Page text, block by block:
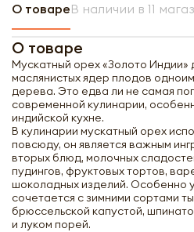
О товареВ наличии в 11
О товаре
Мускатный орех «Золото Индии»
маслянистых ядер плодов
дерева. Это едва ли не самая
современной кулинарии,
индийской кухне.
В кулинарии мускатный орех
повсюду, он является важным
вторых блюд, молочных
пудингов, фруктовых тортов,
шоколадных изделий. Особенно
сочетается с зимними сортами
брюссельской капустой,
и луком порей.